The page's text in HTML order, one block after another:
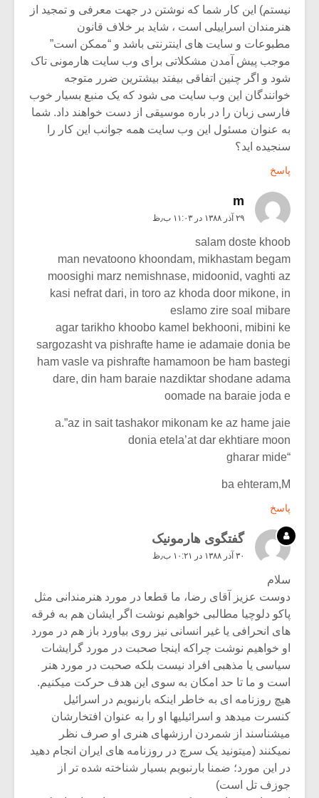
نیستم) این کار شما که نوشتن در جهت معرفی و تمجید از
هنرمندان اسراییلی است ، شاید بر خلاف قانون
مطبوعات و سایت های اینترنتی باشد و “ممکن است”
موجب پیش آمدن مشکلاتی برای وب سایت هارمونی تاک
شود و اگر چنین اتفاقی بیفتد بیشترین ضرر متوجه
خوانندگان این وب سایت می شود که یک منبع بسیار خوب
فارسی زبان را در باره موسیقی از دست خواهند داد. شما
به عنوان مسئول این وب سایت همه جوانب این کار را
سنجیده اید؟
پاسخ
m
۲۹ آذر ۱۳۸۸ در ۱۱:۰۳ ب٫ظ
salam doste khoob
man nevatoono khoondam, mikhastam begam
moosighi marz nemishnase, midoonid, vaghti az
kasi nefrat dari, in toro az khoda door mikone, in
eslamo zire soal mibare
agar tarikho khoobo kamel bekhooni, mibini ke
sargozasht va pishrafte hame ie adamaie donia be
ham vasle va pishrafte hamamoon be ham bastegi
dare, din ham baraie nazdiktar shodane adama
oomade na baraie joda e
a.”az in sait tashakor mikonam ke az hame jaie
donia etela’at dar ekhtiare moon
“gharar mide
ba ehteram,M
پاسخ
گفتگوی هارمونیک
۳۰ آذر ۱۳۸۸ در ۱۰:۲۱ ب٫ظ
سلام
دوست عزیز آقای رضا، ما قطعا در مورد هنرمندانی مثل
پاکو دلوچیا مطالبی خواهیم نوشت اگر ایشان هم به فرقه
های انحرافی یا غیر انسانی نیز روی بیاورد باز هم در مورد
او خواهیم نوشت چراکه اینجا صحبت در مورد گرایشات
سیاسی یا مذهبی افراد نیست بلکه صحبت در مورد هنر
است و ما تا حد امکان به سوی این هدف حرکت میکنیم.
هیچ روزنامه ای به خاطر اینکه بارنبویم در اسرائیل
کنسرت میدهد و اسرائیلیها او را به عنوان افتخارشان
میشناسند از شمردن ارزشهای هنری او صرف نظر
نمیکنند (میتونید یک سرچ در روزنامه های ایران انجام دهید
در این مورد؛ ضمنا بارنبویم بسیار شناخته شده تر از
جوزف تل است)